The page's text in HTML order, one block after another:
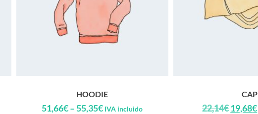
HOODIE
51,66€– 55,35€ IVA incluido
CAP
22,14€19,68€